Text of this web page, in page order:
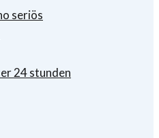
seriös
24 stunden